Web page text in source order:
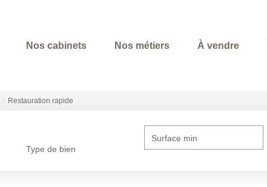
Nos cabinets Nos métiers À vendre
Restauration rapide
Type de bien
Surface min